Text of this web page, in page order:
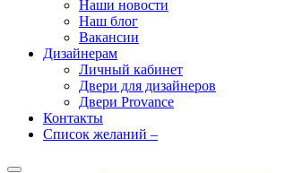
Наши новости
Наш блог
Вакансии
Дизайнерам
Личный кабинет
Двери для дизайнеров
Двери Provance
Контакты
Список желаний –